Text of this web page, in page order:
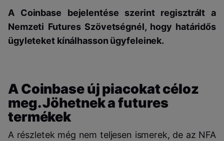
A Coinbase bejelentése szerint regisztrált a
Nemzeti Futures Szövetségnél, hogy határidős
ügyleteket kínálhasson ügyfeleinek.
A Coinbase új piacokat céloz
meg. Jöhetnek a futures
termékek
A részletek még nem teljesen ismerek, de az NFA